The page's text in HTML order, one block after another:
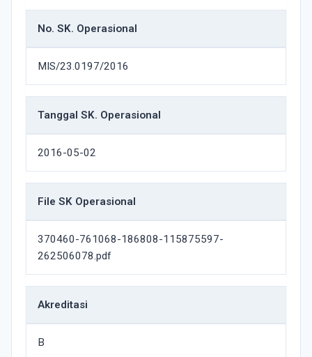
No. SK. Operasional
MIS/23.0197/2016
Tanggal SK. Operasional
2016-05-02
File SK Operasional
370460-761068-186808-115875597-
262506078.pdf
Akreditasi
B